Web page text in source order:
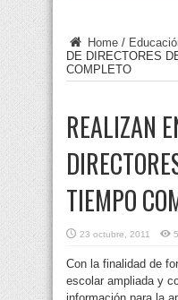
Home /
DE DIRECTORES
COMPLETO
REALIZAN
TIEMPO
23 octubre, 2011
Con la finalidad de
escolar ampliada y